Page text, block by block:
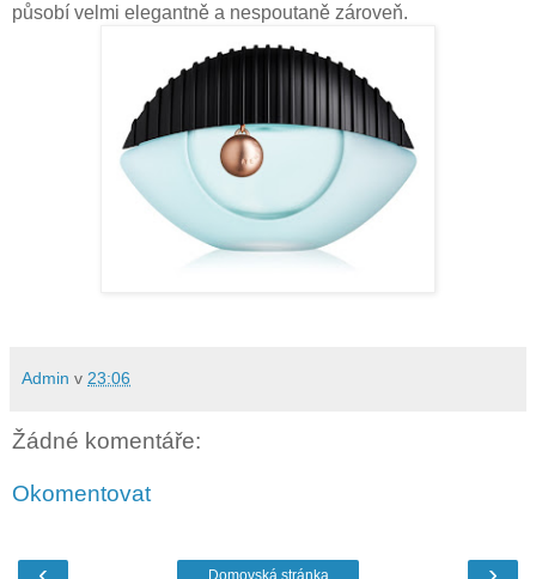
působí velmi elegantně a nespoutaně zároveň.
Admin v 23:06
Žádné komentáře:
Okomentovat
Domovská stránka